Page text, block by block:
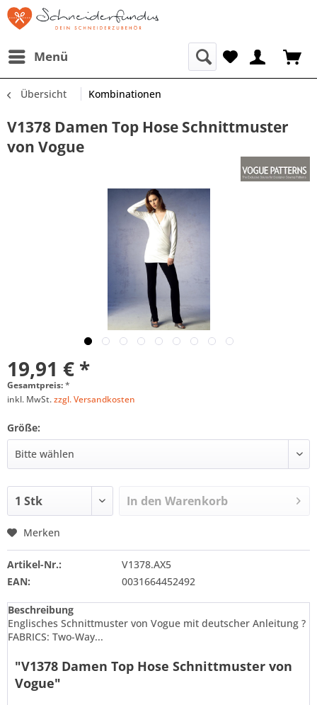
Menü
Übersicht Kombinationen
V1378 Damen Top Hose Schnittmuster
von Vogue
19,91 € *
Gesamtpreis:*
inkl. MwSt.zzgl. Versandkosten
Größe:
In den Warenkorb
Merken
Artikel-Nr.:
V1378.AX5
EAN:
0031664452492
Beschreibung
Englisches Schnittmuster von Vogue mit deutscher Anleitung ?
FABRICS: Two-Way...
"V1378 Damen Top Hose Schnittmuster von
Vogue"